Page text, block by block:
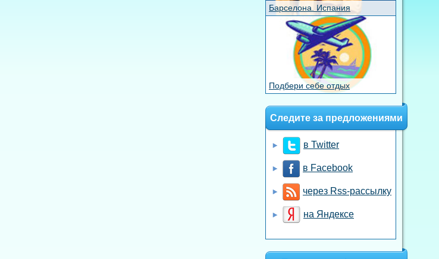
Барселона. Испания
Подбери себе отдых
Следите за предложениями
в Twitter
в Facebook
через Rss-рассылку
на Яндексе